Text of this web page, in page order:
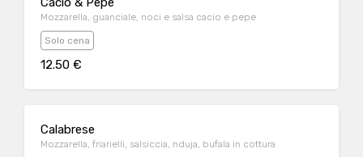
Mozzarella, guanciale, noci e salsa cacio e pepe
Solo cena
12.50 €
Calabrese
Mozzarella, friarielli, salsiccia, nduja, bufala in cottura